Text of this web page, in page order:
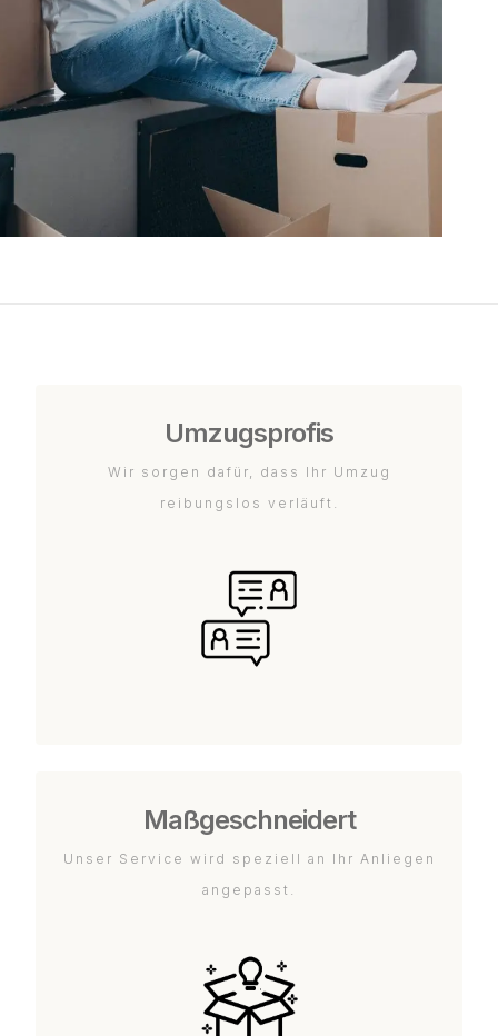
Umzugsprofis
Wir sorgen dafür, dass Ihr Umzug
reibungslos verläuft.
Maßgeschneidert
Unser Service wird speziell an Ihr Anliegen
angepasst.